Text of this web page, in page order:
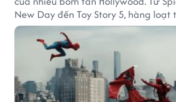
New Day đến Toy Story 5, hàng
mang về hàng chục nghìn tỷ đồng
cột mốc đáng nhớ tại phòng vé toàn